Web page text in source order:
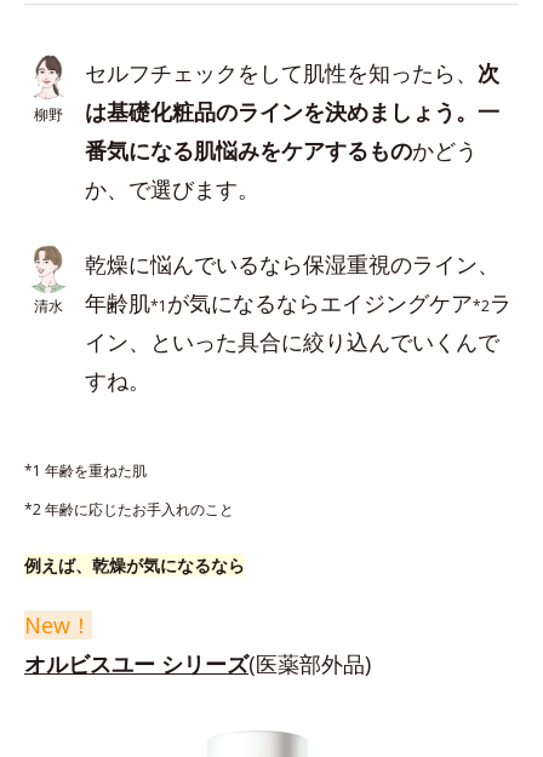
柳野
セルフチェックをして肌性を知ったら、 次
は基礎化粧品のラインを決めましょう。一
番気になる肌悩みをケアするものかどう
か、で選びます。
清水
乾燥に悩んでいるなら保湿重視のライン、
年齢肌*1 が気になるならエイジングケア*2ラ
イン、といった具合に絞り込んでいくんで
すね。
*1 年齢を重ねた肌
*2 年齢に応じたお手入れのこと
例えば、乾燥が気になるなら
New！
オルビスユー シリーズ(医薬部外品)